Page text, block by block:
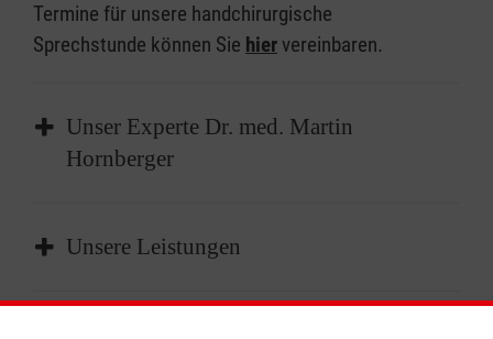
Termine für unsere handchirurgische
Sprechstunde können Sie hiervereinbaren.
Unser Experte Dr. med. Martin
Hornberger
Unsere Leistungen